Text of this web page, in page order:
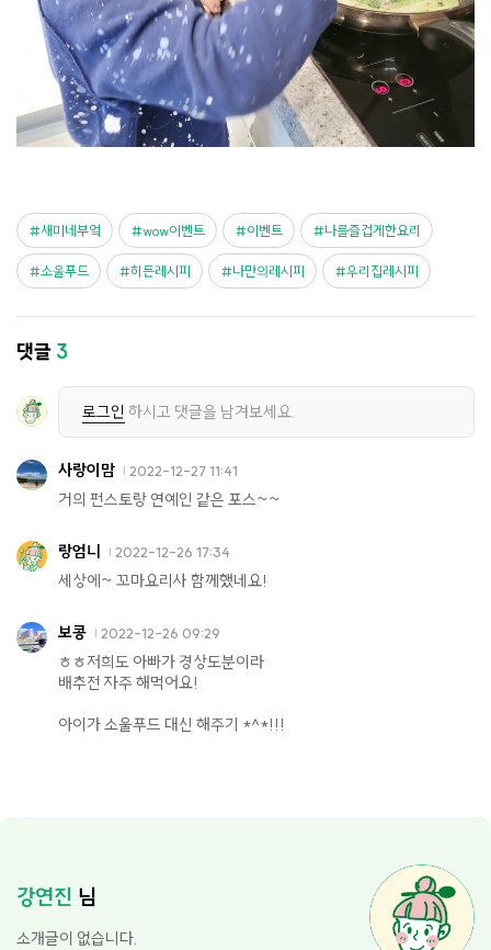
새미네부엌 wow이벤트 이벤트 나를즐겁게한요리
소울푸드 히든레시피 나만의레시피 우리집레시피
댓글 3
로그인 하시고 댓글을 남겨보세요.
사랑이맘 2022-12-27 11:41
거의 펀스토랑 연예인 같은 포스~~
랑엄니 2022-12-26 17:34
세상에~ 꼬마요리사 함께했네요!
보콩 2022-12-26 09:29
ㅎㅎ저희도 아빠가 경상도분이라
배추전 자주 해먹어요!
아이가 소울푸드 대신 해주기 *^*!!!
강연진 님
소개글이 없습니다.